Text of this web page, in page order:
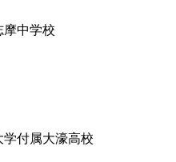
中学校
付属大濠高校